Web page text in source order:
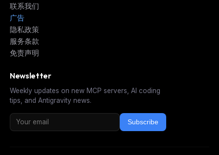
联系我们
广告
隐私政策
服务条款
免责声明
Newsletter
Weekly updates on new MCP servers, AI coding
tips, and Antigravity news.
Subscribe